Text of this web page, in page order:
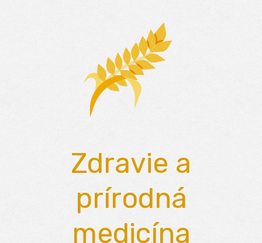
Zdravie a
prírodná
medicína